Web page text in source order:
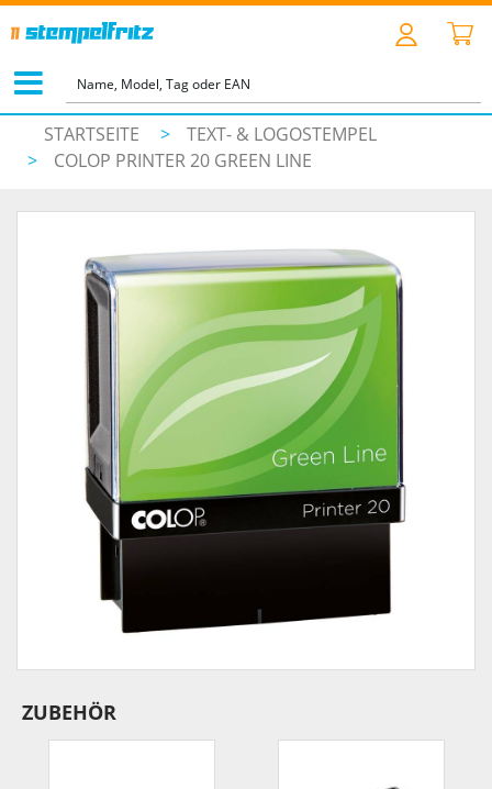
STARTSEITE >
TEXT- & LOGOSTEMPEL
>
COLOP PRINTER 20 GREEN LINE
ZUBEHÖR